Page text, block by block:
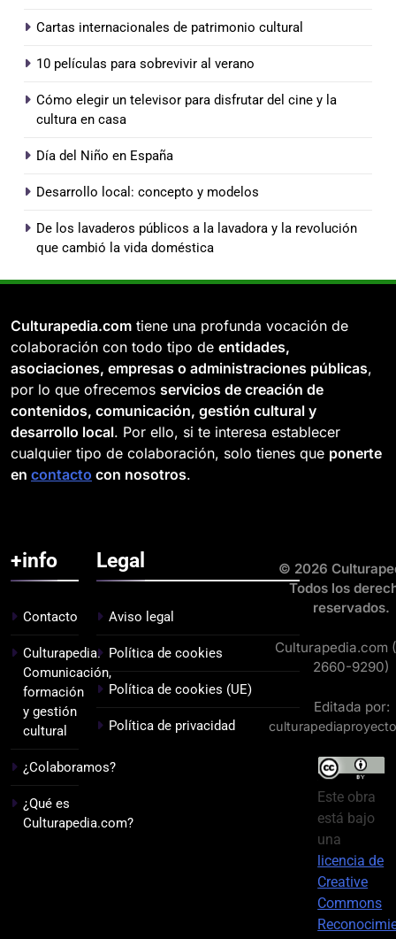
Cartas internacionales de patrimonio cultural
10 películas para sobrevivir al verano
Cómo elegir un televisor para disfrutar del cine y la
cultura en casa
Día del Niño en España
Desarrollo local: concepto y modelos
De los lavaderos públicos a la lavadora y la revolución
que cambió la vida doméstica
Culturapedia.com tiene una profunda vocación de
colaboración con todo tipo de entidades,
asociaciones, empresas o administraciones públicas,
por lo que ofrecemos servicios de creación de
contenidos, comunicación, gestión cultural y
desarrollo local. Por ello, si te interesa establecer
cualquier tipo de colaboración, solo tienes que ponerte
en contacto con nosotros.
+info
Contacto
Culturapedia.
Comunicación,
formación
y gestión
cultural
¿Colaboramos?
¿Qué es
Culturapedia.com?
Legal
Aviso legal
Política de cookies
Política de cookies (UE)
Política de privacidad
© 2026
Todos los
reservados.
Culturapedia.com
2660-9290)
Editada por:
Este obra
está bajo
una
licencia de
Creative
Commons